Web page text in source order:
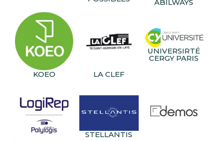
ABILWAYS
KOEO LA CLEF
UNIVERSIRTÉ
CERGY PARIS
STELLANTIS